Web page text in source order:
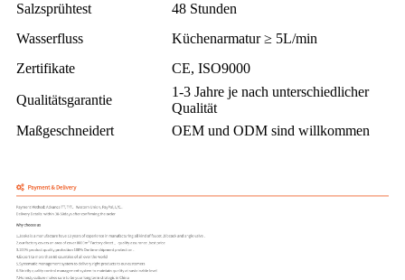
Salzsprühtest
48 Stunden
Wasserfluss
Küchenarmatur ≥ 5L/min
Zertifikate
CE, ISO9000
Qualitätsgarantie
1-3 Jahre je nach unterschiedlicher
Qualität
Maßgeschneidert
OEM und ODM sind willkommen